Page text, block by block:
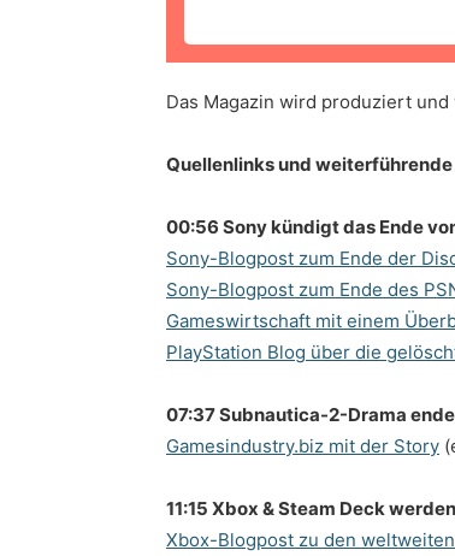
Das Magazin wird produziert
Quellenlinks und
00:56 Sony kündigt das Ende
Sony-Blogpost zum Ende der
Sony-Blogpost zum Ende des
Gameswirtschaft mit einem
PlayStation Blog über die
07:37 Subnautica-2-Drama
Gamesindustry.biz mit der Story
11:15 Xbox & Steam Deck
Xbox-Blogpost zu den